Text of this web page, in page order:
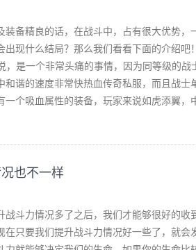
备精良的话，在战斗中，占有很大优势，
出现什么结局？那么我们看看下面的介
是一个非常头痛的事情，因为同等级的战
谐的速度非常快热血传奇私服，而且战士
个吸血属性的装备，玩家来说如虎添翼，
也不一样
斗力情况多了之后，我们才能够很好的收
只要我们提升战斗力情况好一些了，就会